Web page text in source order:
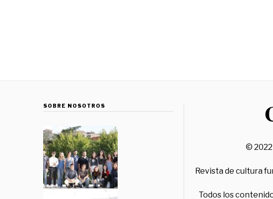
SOBRE NOSOTROS
© 2022
Revista de cultura
Todos los